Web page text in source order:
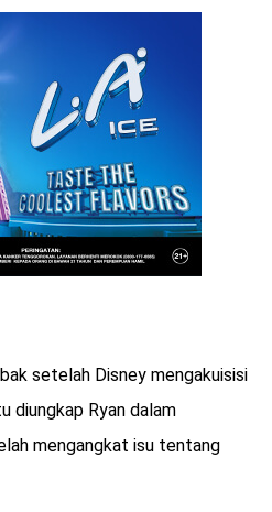
setelah Disney mengakuisisi
diungkap Ryan dalam
mengangkat isu tentang